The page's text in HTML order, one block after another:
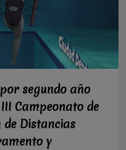
segundo año
Campeonato de
de Distancias
y